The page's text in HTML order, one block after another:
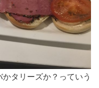
タリーズか？っていう